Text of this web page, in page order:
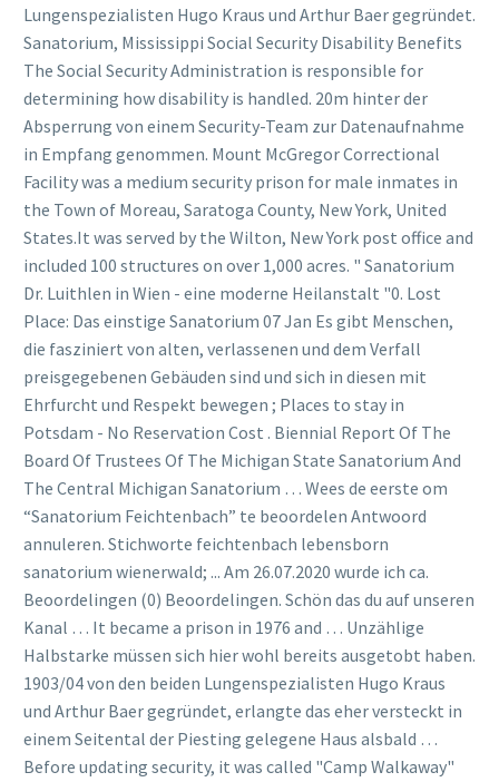
Lungenspezialisten Hugo Kraus und Arthur Baer gegründet.
Sanatorium, Mississippi Social Security Disability Benefits
The Social Security Administration is responsible for
determining how disability is handled. 20m hinter der
Absperrung von einem Security-Team zur Datenaufnahme
in Empfang genommen. Mount McGregor Correctional
Facility was a medium security prison for male inmates in
the Town of Moreau, Saratoga County, New York, United
States.It was served by the Wilton, New York post office and
included 100 structures on over 1,000 acres. " Sanatorium
Dr. Luithlen in Wien - eine moderne Heilanstalt "0. Lost
Place: Das einstige Sanatorium 07 Jan Es gibt Menschen,
die fasziniert von alten, verlassenen und dem Verfall
preisgegebenen Gebäuden sind und sich in diesen mit
Ehrfurcht und Respekt bewegen ; Places to stay in
Potsdam - No Reservation Cost . Biennial Report Of The
Board Of Trustees Of The Michigan State Sanatorium And
The Central Michigan Sanatorium … Wees de eerste om
“Sanatorium Feichtenbach” te beoordelen Antwoord
annuleren. Stichworte feichtenbach lebensborn
sanatorium wienerwald; ... Am 26.07.2020 wurde ich ca.
Beoordelingen (0) Beoordelingen. Schön das du auf unseren
Kanal … It became a prison in 1976 and … Unzählige
Halbstarke müssen sich hier wohl bereits ausgetobt haben.
1903/04 von den beiden Lungenspezialisten Hugo Kraus
und Arthur Baer gegründet, erlangte das eher versteckt in
einem Seitental der Piesting gelegene Haus alsbald …
Before updating security, it was called "Camp Walkaway"